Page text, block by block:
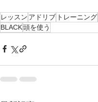
レッスン アドリブ トレーニング
BLACK頭を使う